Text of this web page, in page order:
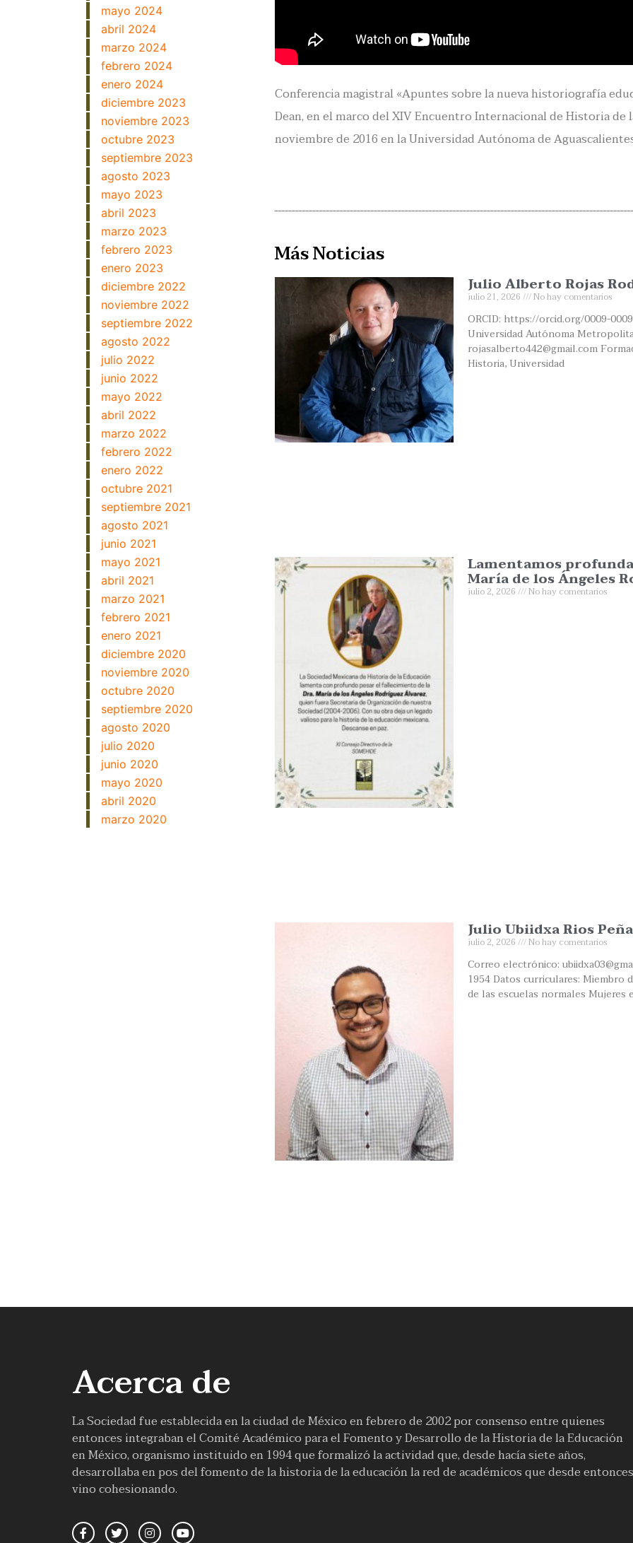
mayo 2024
abril 2024
marzo 2024
febrero 2024
enero 2024
diciembre 2023
noviembre 2023
octubre 2023
septiembre 2023
agosto 2023
mayo 2023
abril 2023
marzo 2023
febrero 2023
enero 2023
diciembre 2022
noviembre 2022
septiembre 2022
agosto 2022
julio 2022
junio 2022
mayo 2022
abril 2022
marzo 2022
febrero 2022
enero 2022
octubre 2021
septiembre 2021
agosto 2021
junio 2021
mayo 2021
abril 2021
marzo 2021
febrero 2021
enero 2021
diciembre 2020
noviembre 2020
octubre 2020
septiembre 2020
agosto 2020
julio 2020
junio 2020
mayo 2020
abril 2020
marzo 2020
Conferencia magistral «Apuntes sobre la nueva historiografía
Dean, en el marco del XIV Encuentro Internacional de Historia de
noviembre de 2016 en la Universidad Autónoma de
Más Noticias
Julio Alberto Rojas
julio 21, 2026 No hay comentarios
ORCID: https://orcid.org/0009-
Universidad Autónoma
rojasalberto442@gmail.com
Historia, Universidad
Lamentamos
María de los Ángeles
julio 2, 2026 No hay comentarios
Julio Ubiidxa Rios Peña
julio 2, 2026 No hay comentarios
Correo electrónico:
1954 Datos curriculares:
de las escuelas normales Mujeres
Acerca de
La Sociedad fue establecida en la ciudad de México en febrero de 2002 por consenso entre quienes
entonces integraban el Comité Académico para el Fomento y Desarrollo de la Historia de la Educación
en México, organismo instituido en 1994 que formalizó la actividad que, desde hacía siete años,
desarrollaba en pos del fomento de la historia de la educación la red de académicos que desde entonces
vino cohesionando.